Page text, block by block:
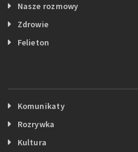
Nasze rozmowy
Zdrowie
Felieton
Komunikaty
Rozrywka
Kultura